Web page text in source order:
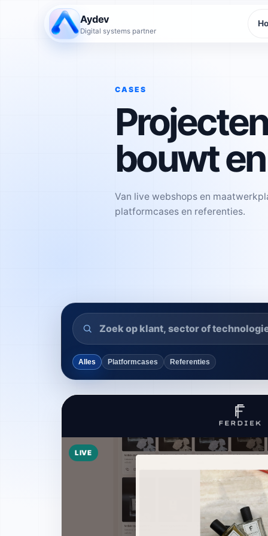
Aydev
Digital systems partner
CASES
bouwt
Van live webshops en
platformcases en referenties.
Alles Platformcases Referenties
LIVE